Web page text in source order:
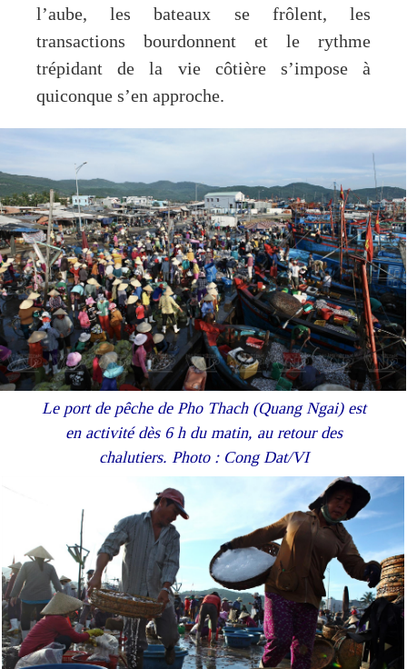
l’aube, les bateaux se frôlent, les
transactions bourdonnent et le rythme
trépidant de la vie côtière s’impose à
quiconque s’en approche.
Le port de pêche de Pho Thach (Quang Ngai) est
en activité dès 6 h du matin, au retour des
chalutiers. Photo : Cong Dat/VI